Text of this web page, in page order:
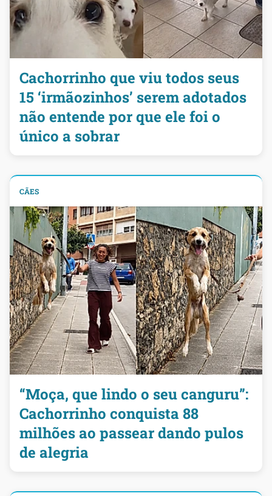
Cachorrinho que viu todos seus
15 ‘irmãozinhos’ serem adotados
não entende por que ele foi o
único a sobrar
CÃES
“Moça, que lindo o seu canguru”:
Cachorrinho conquista 88
milhões ao passear dando pulos
de alegria